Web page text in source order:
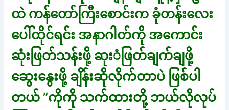
ထဲ ကန်တော်ကြီးစောင်းက ခုံတန်းလေး
ပေါ်ထိုင်ရင်း အနာဂါတ်ကို အကောင်း
ဆုံးဖြတ်သန်းဖို့ ဆုးံဖြတ်ချက်ချဖို့
ဆွေးနွေးဖို့ ချိန်းဆိုလိုက်တာပဲ ဖြစ်ပါ
တယ် ”ကိုကို သက်ထားတို့ ဘယ်လိုလုပ်